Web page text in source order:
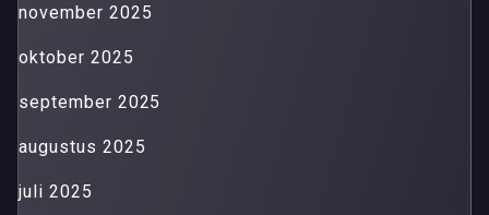
november 2025
oktober 2025
september 2025
augustus 2025
juli 2025